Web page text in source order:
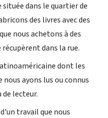
dans le quartier de
des livres avec des
nous achetons à des
dans la rue.
dont les
ayons lus ou connus
lecteur.
travail que nous